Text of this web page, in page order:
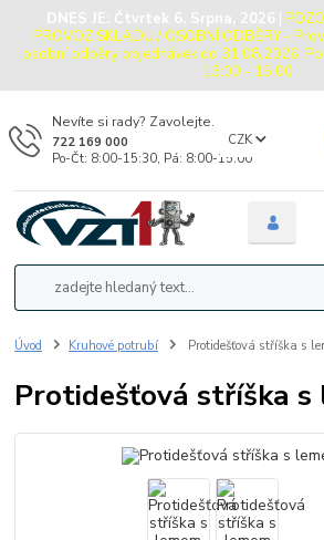
DNES JE: Čtvrtek 6. Srpna, 2026 |
PROVOZ SKLADU / OSOBNÍ ODBĚRY -
osobní odběry objednávek do 31.08.2026:
13:00 - 15:00
CZK
Nevíte si rady? Zavolejte.
722 169 000
Po-Čt: 8:00-15:30, Pá: 8:00-15:00
Úvod Kruhové potrubí Protidešťová stříška s
Protidešťová stříška s